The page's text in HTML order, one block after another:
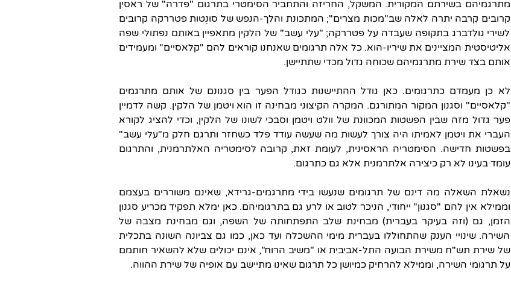
מתרגמיהם בשירתם המקורית. המשקל, החריזה והתחביר הסימטרי בתרגום "פדרה" של ראסין
קרובים קִרבה יתרה לאלה שב"מכות מצרים"; המתכונת והלך-הנפש של סונֶטות פטררקה קרובים
לשירי גולדברג בתקופה שעבדה על פטררקה; "עלי עשב" של הלקין מתאפיין באותם נפתולי שפה
אליטיסטית המציינים את שיריו-הוא. כל אלה תרגומים שאנחנו קוראים להם "קלאסיים" ומעמידים
אותם בצד שירת מתרגמיהם שכוחה גדול מכדי שתתיישן.
לא כן מעמדם כתרגומים. כאן גודל ההתיישנות כגודל הפער בין סגנונם של אותם מתרגמים
"קלאסיים" וסגנון המקור המתורגם. המקרה הקיצוני מבחינה זו הוא ויטמן של הלקין. קשה לדמיין
פער גדול מזה שבין הפשטות המכוונת של וולט ויטמן וסבכי לשונו של הלקין, וכדי להציג לקורא
העברי את ויטמן לאמיתו היה צורך לעשות מה שעשה עודד פלד כשחזר ותרגם חלק מ"עלי עשב"
בפשטות חדישה. הסימטריה הראסינית, לעומת זאת, קרובה לסימטריה האלתרמנית, והתרגום
עומד בעינו לא רק כיצירה אלתרמנית אלא גם כתרגום.
נשאלת השאלה מה דינם של תרגומים שנעשו בידי מתרגמים-גרידא, שאינם משוררים בעצמם
וממילא אין להם "סגנון" ייחודי, הניכר לטוב או לרע גם בתרגומיהם. כאן ימלא תפקיד מכריע סגנון
הזמן, גם (וזה בעיקר בעברית) מבחינת שלב התפתחותה של השפה, וגם מבחינת מצבה של
השירה. שינויי הענק שהתחוללו בעברית מימי ההשכלה ועד כאן, כמו גם צביונה השונה בתכלית
של שירת תש"ח משירת הבועה התל-אביבית או "משיב הרוח", אינם יכולים שלא להשאיר חותמם
על תרגומי השירה, וממילא להרחיק כמיושן כל תרגום שאינו מתיישב עם אופיה של שירת ההווה.